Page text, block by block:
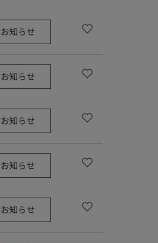
知らせ
知らせ
知らせ
知らせ
知らせ